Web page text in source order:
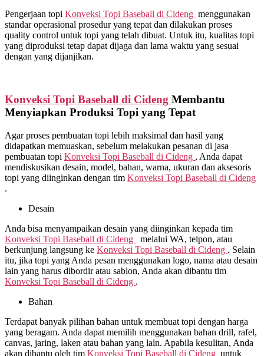
Pengerjaan topi Konveksi Topi Baseball di Cideng menggunakan
standar operasional prosedur yang tepat dan dilakukan proses
quality control untuk topi yang telah dibuat. Untuk itu, kualitas topi
yang diproduksi tetap dapat dijaga dan lama waktu yang sesuai
dengan yang dijanjikan.
Konveksi Topi Baseball di Cideng Membantu
Menyiapkan Produksi Topi yang Tepat
Agar proses pembuatan topi lebih maksimal dan hasil yang
didapatkan memuaskan, sebelum melakukan pesanan di jasa
pembuatan topi Konveksi Topi Baseball di Cideng , Anda dapat
mendiskusikan desain, model, bahan, warna, ukuran dan aksesoris
topi yang diinginkan dengan tim Konveksi Topi Baseball di Cideng
.
Desain
Anda bisa menyampaikan desain yang diinginkan kepada tim
Konveksi Topi Baseball di Cideng
melalui WA, telpon, atau
berkunjung langsung ke Konveksi Topi Baseball di Cideng . Selain
itu, jika topi yang Anda pesan menggunakan logo, nama atau desain
lain yang harus dibordir atau sablon, Anda akan dibantu tim
Konveksi Topi Baseball di Cideng .
Bahan
Terdapat banyak pilihan bahan untuk membuat topi dengan harga
yang beragam. Anda dapat memilih menggunakan bahan drill, rafel,
canvas, jaring, laken atau bahan yang lain. Apabila kesulitan, Anda
akan dibantu oleh tim Konveksi Topi Baseball di Cideng untuk